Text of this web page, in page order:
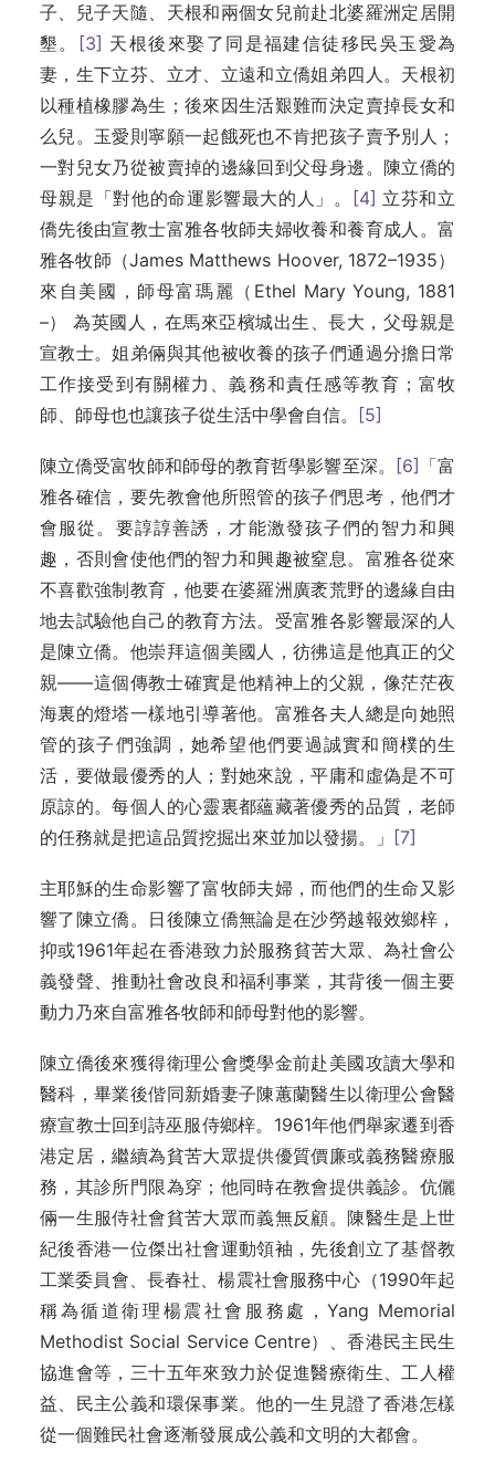
子、兒子天隨、天根和兩個女兒前赴北婆羅洲定居開
墾。
[3] 天根後來娶了同是福建信徒移民吳玉愛為
妻，生下立芬、立才、立遠和立僑姐弟四人。天根初
以種植橡膠為生；後來因生活艱難而決定賣掉長女和
么兒。玉愛則寧願一起餓死也不肯把孩子賣予別人；
一對兒女乃從被賣掉的邊緣回到父母身邊。陳立僑的
母親是「對他的命運影響最大的人」。
[4] 立芬和立
僑先後由宣教士富雅各牧師夫婦收養和養育成人。富
雅各牧師（James Matthews Hoover, 1872–1935）
來自美國，師母富瑪麗（Ethel Mary Young, 1881
–） 為英國人，在馬來亞檳城出生、長大，父母親是
宣教士。姐弟倆與其他被收養的孩子們通過分擔日常
工作接受到有關權力、義務和責任感等教育；富牧
師、師母也也讓孩子從生活中學會自信。
[5]
陳立僑受富牧師和師母的教育哲學影響至深。 [6] 「富
雅各確信，要先教會他所照管的孩子們思考，他們才
會服從。要諄諄善誘，才能激發孩子們的智力和興
趣，否則會使他們的智力和興趣被窒息。富雅各從來
不喜歡強制教育，他要在婆羅洲廣袤荒野的邊緣自由
地去試驗他自己的教育方法。受富雅各影響最深的人
是陳立僑。他崇拜這個美國人，彷彿這是他真正的父
親——這個傳教士確實是他精神上的父親，像茫茫夜
海裏的燈塔一樣地引導著他。富雅各夫人總是向她照
管的孩子們強調，她希望他們要過誠實和簡樸的生
活，要做最優秀的人；對她來說，平庸和虛偽是不可
原諒的。每個人的心靈裏都蘊藏著優秀的品質，老師
的任務就是把這品質挖掘出來並加以發揚。」 [7]
主耶穌的生命影響了富牧師夫婦，而他們的生命又影
響了陳立僑。日後陳立僑無論是在沙勞越報效鄉梓，
抑或1961年起在香港致力於服務貧苦大眾、為社會公
義發聲、推動社會改良和福利事業，其背後一個主要
動力乃來自富雅各牧師和師母對他的影響。
陳立僑後來獲得衛理公會獎學金前赴美國攻讀大學和
醫科，畢業後偕同新婚妻子陳蕙蘭醫生以衛理公會醫
療宣教士回到詩巫服侍鄉梓。1961年他們舉家遷到香
港定居，繼續為貧苦大眾提供優質價廉或義務醫療服
務，其診所門限為穿；他同時在教會提供義診。伉儷
倆一生服侍社會貧苦大眾而義無反顧。陳醫生是上世
紀後香港一位傑出社會運動領袖，先後創立了基督教
工業委員會、長春社、楊震社會服務中心（1990年起
稱為循道衛理楊震社會服務處，Yang Memorial
Methodist Social Service Centre）、香港民主民生
協進會等，三十五年來致力於促進醫療衛生、工人權
益、民主公義和環保事業。他的一生見證了香港怎樣
從一個難民社會逐漸發展成公義和文明的大都會。